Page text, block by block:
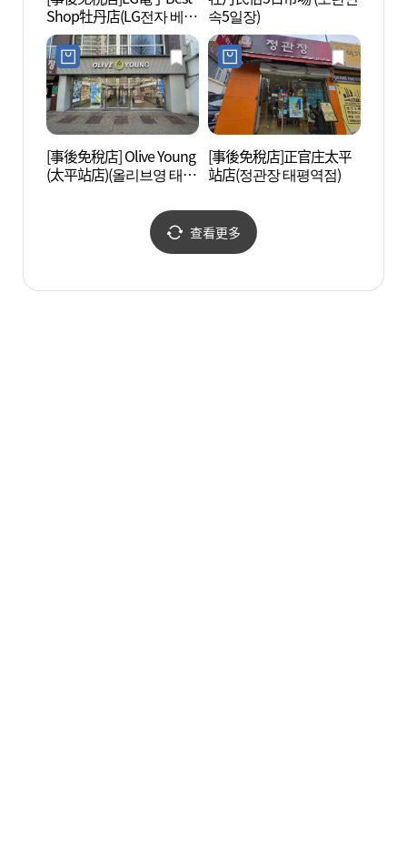
Shop牡丹店(LG전자 베스
트샵 모란점)
속5일장)
[事後免稅店] Olive Young
(太平站店)(올리브영 태평
[事後免稅店]正官庄太平
站店(정관장 태평역점)
查看更多